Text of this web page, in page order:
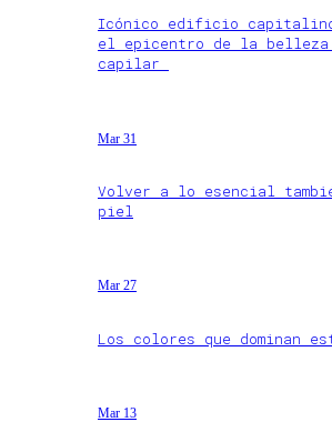
Icónico edificio
el epicentro de la
capilar
Mar 31
Volver a lo esencial
piel
Mar 27
Los colores que dominan
Mar 13